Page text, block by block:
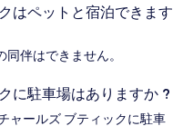
はペットと宿泊できます
伴はできません。
に駐車場はありますか ?
ャールズ ブティックに駐車